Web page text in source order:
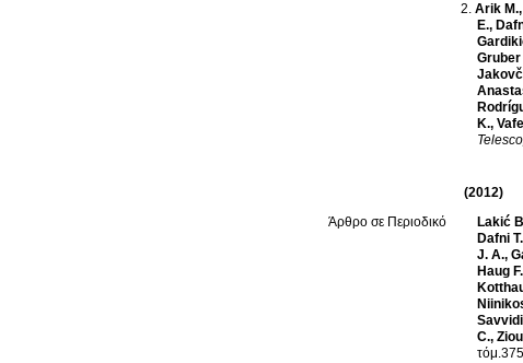
Arik M.,
E.,
Gruber
K.,
(2012)
Άρθρο σε Περιοδικό
Lakić
Dafni T.
J. A.,
Haug F.
C.,